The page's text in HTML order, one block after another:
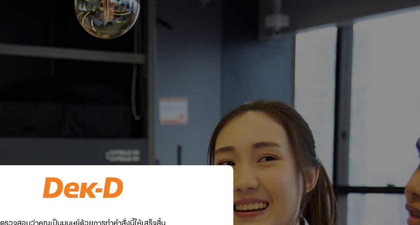
ตรวจสอบว่าคุณเป็นมนุษย์ด้วยการทำคำสั่งนี้ให้เสร็จสิ้น